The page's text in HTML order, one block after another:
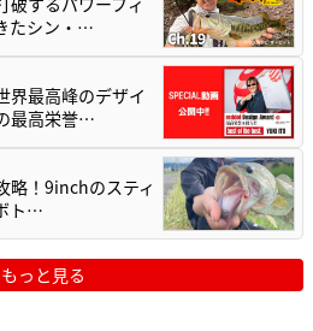
たシン・…
界最高峰のデザイ
最高栄誉…
略！9inchのスティ
ト…
もっと見る